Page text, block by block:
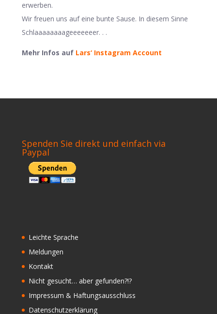
erwerben.
Wir freuen uns auf eine bunte Sause. In diesem Sinne
Schlaaaaaaaageeeeeeer. . .
Mehr Infos auf Lars‘ Instagram Account
Spenden Sie direkt und einfach via
Paypal
Leichte Sprache
Meldungen
Kontakt
Nicht gesucht… aber gefunden?!?
Impressum & Haftungsausschluss
Datenschutzerklärung